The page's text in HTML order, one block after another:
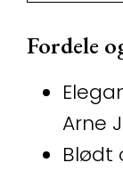
Fordele
Arne
Blødt